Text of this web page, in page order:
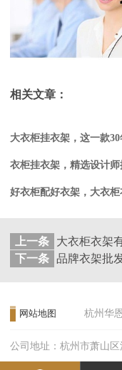
相关文章：
大衣柜挂衣架，这一款
衣柜挂衣架，精选设计
好衣柜配好衣架，大衣
上一条
下一条
网站地图 杭州华
公司地址：杭州市萧山